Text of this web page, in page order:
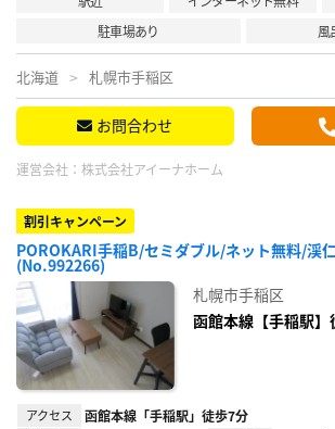
駐車場あり
風
北海道 札幌市手稲区
お問合わせ
運営会社： 株式会社アイーナホーム
割引キャンペーン
POROKARI手稲B/セミダブル/ネット無料/渓
(No.992266)
札幌市手稲区
函館本線【手稲駅】
アクセス 函館本線「手稲駅」徒歩7分